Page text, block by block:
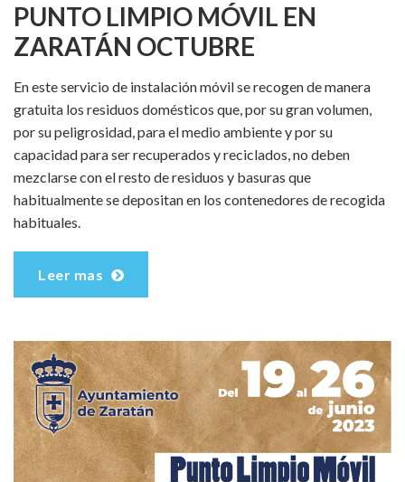
PUNTO LIMPIO MÓVIL EN
ZARATÁN OCTUBRE
En este servicio de instalación móvil se recogen de manera
gratuita los residuos domésticos que, por su gran volumen,
por su peligrosidad, para el medio ambiente y por su
capacidad para ser recuperados y reciclados, no deben
mezclarse con el resto de residuos y basuras que
habitualmente se depositan en los contenedores de recogida
habituales.
Leer mas